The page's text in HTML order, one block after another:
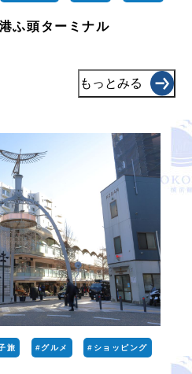
ふ頭ターミナル
もっとみる
旅 #グルメ #ショッピング